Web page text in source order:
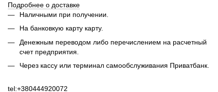
Подробнее о доставке
Наличными при получении.
На банковкую карту карту.
Денежным переводом либо перечислением на расчетный
счет предприятия.
Через кассу или терминал самообслуживания Приватбанк.
tel:+380444920072